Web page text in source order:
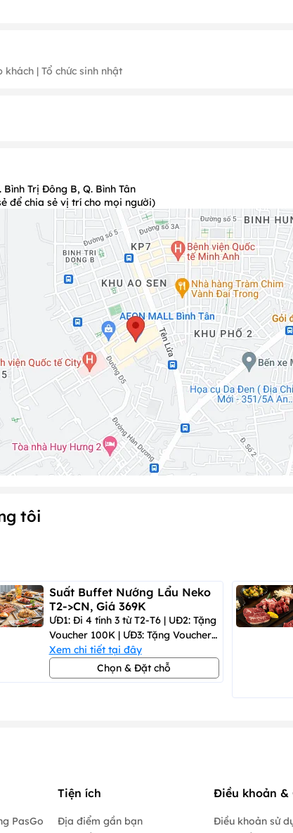
phục vụ tốt nhất
cụ thể như sau:
| Tổ chức sinh nhật
Bình Trị Đông B, Q. Bình Tân
để chia sẻ vị trí cho mọi người)
tôi
Suất Buffet Nướng Lẩu Neko
T2->CN, Giá 369K
ƯĐ1: Đi 4 tính 3 từ T2-T6 | UĐ2: Tặng
Voucher 100K | ƯĐ3: Tặng Voucher
200K
Xem chi tiết tại đây
Chọn & Đặt chỗ
PasGo
Tiện ích
Địa điểm gần bạn
Điều khoản &
Điều khoản sử